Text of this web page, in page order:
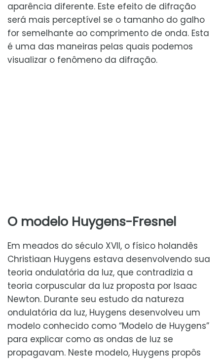
aparência diferente. Este efeito de difração
será mais perceptível se o tamanho do galho
for semelhante ao comprimento de onda. Esta
é uma das maneiras pelas quais podemos
visualizar o fenômeno da difração.
O modelo Huygens-Fresnel
Em meados do século XVII, o físico holandês
Christiaan Huygens estava desenvolvendo sua
teoria ondulatória da luz, que contradizia a
teoria corpuscular da luz proposta por Isaac
Newton. Durante seu estudo da natureza
ondulatória da luz, Huygens desenvolveu um
modelo conhecido como “Modelo de Huygens”
para explicar como as ondas de luz se
propagavam. Neste modelo, Huygens propôs